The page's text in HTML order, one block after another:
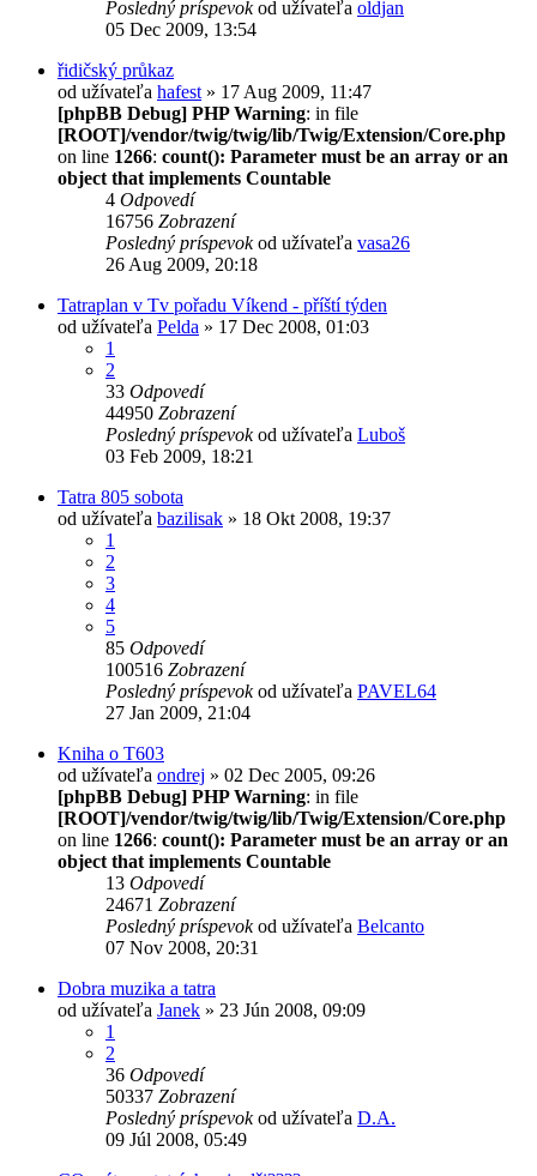
Posledný príspevokod užívateľa oldjan
05 Dec 2009, 13:54
řidičský průkaz
od užívateľa hafest » 17 Aug 2009, 11:47
[phpBB Debug] PHP Warning: in file
[ROOT]/vendor/twig/twig/lib/Twig/Extension/Core.php
on line 1266: count(): Parameter must be an array or an
object that implements Countable
4 Odpovedí
16756 Zobrazení
Posledný príspevokod užívateľa vasa26
26 Aug 2009, 20:18
Tatraplan v Tv pořadu Víkend - příští týden
od užívateľa Pelda » 17 Dec 2008, 01:03
1
2
33 Odpovedí
44950 Zobrazení
Posledný príspevokod užívateľa Luboš
03 Feb 2009, 18:21
Tatra 805 sobota
od užívateľa bazilisak » 18 Okt 2008, 19:37
1
2
3
4
5
85 Odpovedí
100516 Zobrazení
Posledný príspevokod užívateľa PAVEL64
27 Jan 2009, 21:04
Kniha o T603
od užívateľa ondrej » 02 Dec 2005, 09:26
[phpBB Debug] PHP Warning: in file
[ROOT]/vendor/twig/twig/lib/Twig/Extension/Core.php
on line 1266: count(): Parameter must be an array or an
object that implements Countable
13 Odpovedí
24671 Zobrazení
Posledný príspevokod užívateľa Belcanto
07 Nov 2008, 20:31
Dobra muzika a tatra
od užívateľa Janek » 23 Jún 2008, 09:09
1
2
36 Odpovedí
50337 Zobrazení
Posledný príspevokod užívateľa D.A.
09 Júl 2008, 05:49